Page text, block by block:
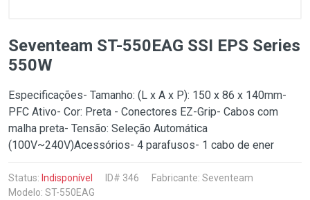
Seventeam ST-550EAG SSI EPS Series
550W
Especificações- Tamanho: (L x A x P): 150 x 86 x 140mm-
PFC Ativo- Cor: Preta - Conectores EZ-Grip- Cabos com
malha preta- Tensão: Seleção Automática
(100V~240V)Acessórios- 4 parafusos- 1 cabo de ener
Status: Indisponível ID# 346 Fabricante: Seventeam
Modelo: ST-550EAG